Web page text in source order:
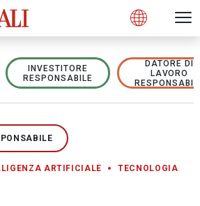
Open
INVESTITORE
RESPONSABILE
DATORE DI
LAVORO
ARTIFICIALE TECNOLOGIA